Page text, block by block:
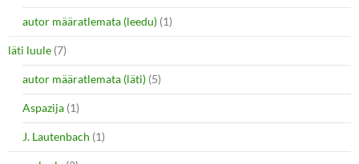
autor määratlemata (leedu) (1)
läti luule (7)
autor määratlemata (läti) (5)
Aspazija (1)
J. Lautenbach (1)